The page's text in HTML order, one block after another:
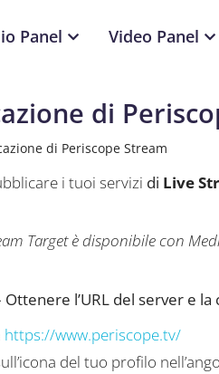
Panel Video Panel
di
di Periscope Stream
i tuoi servizi di Live
Target è disponibile con
Ottenere l’URL del server e
https://www.periscope.tv/
del tuo profilo